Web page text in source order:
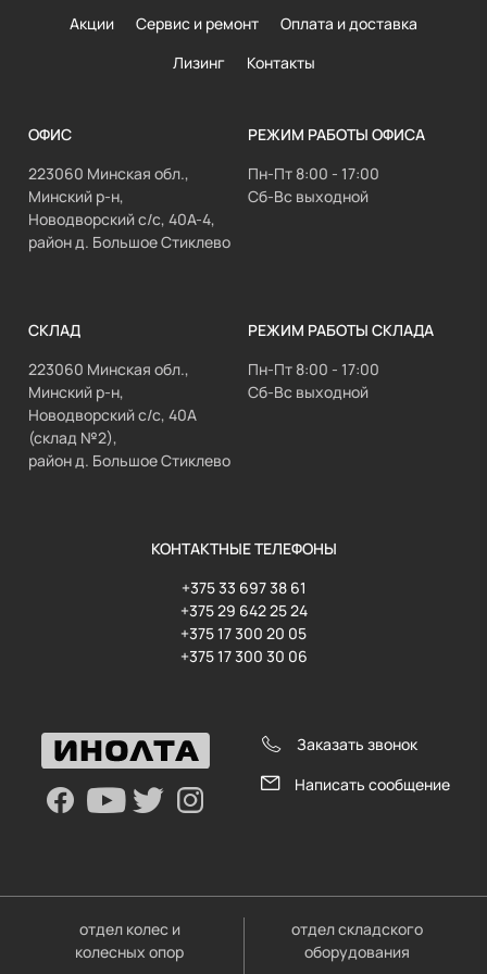
Акции Сервис и ремонт
Оплата и доставка
Лизинг
Контакты
ОФИС
223060 Минская обл.,
Минский р-н,
Новодворский с/с, 40А-4,
район д. Большое Стиклево
РЕЖИМ РАБОТЫ ОФИСА
Пн-Пт 8:00 - 17:00
Сб-Вс выходной
СКЛАД
223060 Минская обл.,
Минский р-н,
Новодворский с/с, 40А
(склад №2),
район д. Большое Стиклево
РЕЖИМ РАБОТЫ СКЛАДА
Пн-Пт 8:00 - 17:00
Сб-Вс выходной
КОНТАКТНЫЕ ТЕЛЕФОНЫ
+375 33 697 38 61
+375 29 642 25 24
+375 17 300 20 05
+375 17 300 30 06
Заказать звонок
Написать сообщение
отдел колес и
колесных опор
отдел складского
оборудования